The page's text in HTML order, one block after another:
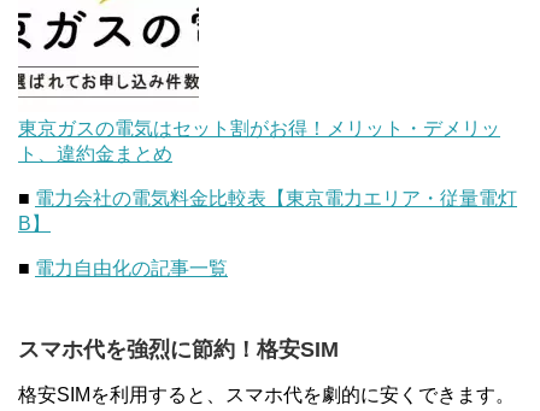
東京ガスの電気はセット割がお得！メリット・デメリッ
ト、違約金まとめ
■ 電力会社の電気料金比較表【東京電力エリア・従量電灯
B】
■ 電力自由化の記事一覧
スマホ代を強烈に節約！格安SIM
格安SIMを利用すると、スマホ代を劇的に安くできます。